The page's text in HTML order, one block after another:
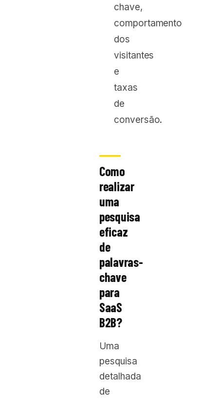
chave,
comportamento
dos
visitantes
e
taxas
de
conversão.
Como
realizar
uma
pesquisa
eficaz
de
palavras-
chave
para
SaaS
B2B?
Uma
pesquisa
detalhada
de